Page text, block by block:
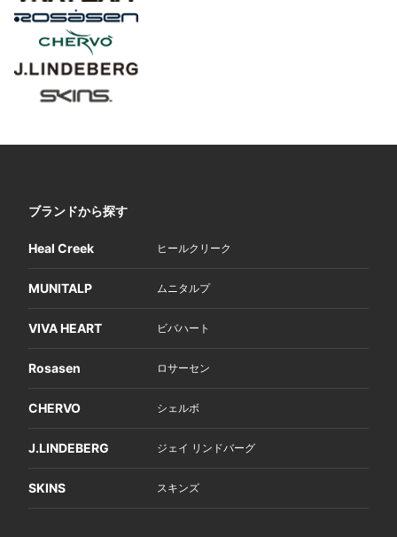
ブランドから探す
Heal Creek ヒールクリーク
MUNITALP ムニタルプ
VIVA HEART ビバハート
Rosasen ロサーセン
CHERVO シェルボ
J.LINDEBERG ジェイ リンドバーグ
SKINS スキンズ